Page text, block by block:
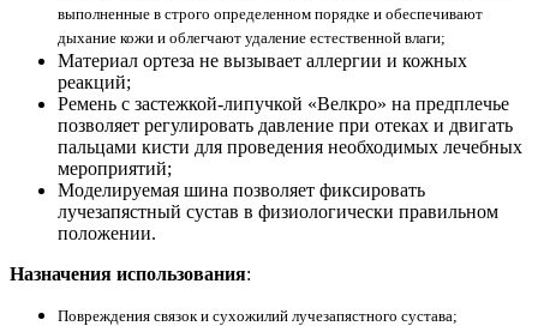
выполненные в строго определенном порядке и обеспечивают
дыхание кожи и облегчают удаление естественной влаги;
Материал ортеза не вызывает аллергии и кожных
реакций;
Ремень с застежкой-липучкой «Велкро» на предплечье
позволяет регулировать давление при отеках и двигать
пальцами кисти для проведения необходимых лечебных
мероприятий;
Моделируемая шина позволяет фиксировать
лучезапястный сустав в физиологически правильном
положении.
Назначения использования:
Повреждения связок и сухожилий лучезапястного сустава;